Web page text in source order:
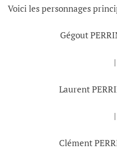
Voici les personnages
Gégout
|
Laurent
|
Clément